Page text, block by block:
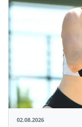
02.08.2026